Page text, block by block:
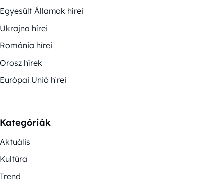
Egyesült Államok hírei
Ukrajna hírei
Románia hírei
Orosz hírek
Európai Unió hírei
Kategóriák
Aktuális
Kultúra
Trend